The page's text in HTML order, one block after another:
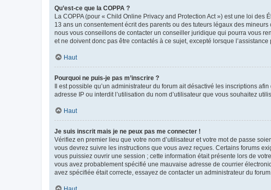
Qu’est-ce que la COPPA ?
La COPPA (pour « Child Online Privacy and Protection Act ») est une loi
13 ans un consentement écrit des parents ou des tuteurs légaux des
nous vous conseillons de contacter un conseiller juridique qui pourra vous
et ne doivent donc pas être contactés à ce sujet, excepté lorsque
Haut
Pourquoi ne puis-je pas m’inscrire ?
Il est possible qu’un administrateur du forum ait désactivé les inscriptions
adresse IP ou interdit l’utilisation du nom d’utilisateur que vous souhaitez
Haut
Je suis inscrit mais je ne peux pas me connecter !
Vérifiez en premier lieu que votre nom d’utilisateur et votre mot de passe
vous devrez suivre les instructions que vous avez reçues. Certains forums
vous puissiez ouvrir une session ; cette information était présente lors de
vous avez probablement spécifié une mauvaise adresse de courrier
avez spécifiée était correcte, essayez de contacter un administrateur du